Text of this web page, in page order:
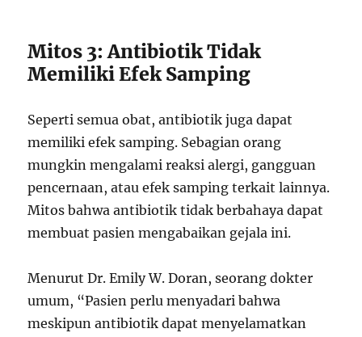
Mitos 3: Antibiotik Tidak
Memiliki Efek Samping
Seperti semua obat, antibiotik juga dapat
memiliki efek samping. Sebagian orang
mungkin mengalami reaksi alergi, gangguan
pencernaan, atau efek samping terkait lainnya.
Mitos bahwa antibiotik tidak berbahaya dapat
membuat pasien mengabaikan gejala ini.
Menurut Dr. Emily W. Doran, seorang dokter
umum, “Pasien perlu menyadari bahwa
meskipun antibiotik dapat menyelamatkan